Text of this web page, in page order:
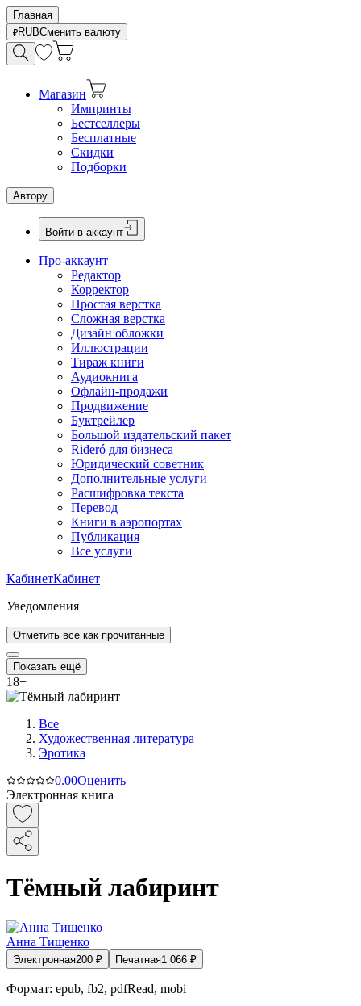
Главная
RUBСменить валюту
Магазин
Импринты
Бестселлеры
Бесплатные
Скидки
Подборки
Автору
Войти в аккаунт
Про-аккаунт
Редактор
Корректор
Простая верстка
Сложная верстка
Дизайн обложки
Иллюстрации
Тираж книги
Аудиокнига
Офлайн-продажи
Продвижение
Буктрейлер
Большой издательский пакет
Rideró для бизнеса
Юридический советник
Дополнительные услуги
Расшифровка текста
Перевод
Книги в аэропортах
Публикация
Все услуги
КабинетКабинет
Уведомления
Отметить все как прочитанные
Показать ещё
18+
Все
Художественная литература
Эротика
0.00Оценить
Электронная книга
Тёмный лабиринт
Анна Тищенко
Электронная200 ₽ Печатная1 066 ₽
Формат: epub, fb2, pdfRead, mobi